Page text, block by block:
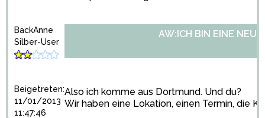
BackAnne
Silber-User
Beigetreten:
11/01/2013
11:47:46
AW:ICH BIN EINE
Also ich komme aus Dortmund. Und du?
Wir haben eine Lokation, einen Termin, die